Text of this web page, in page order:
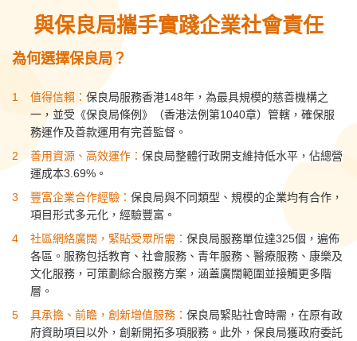
與保良局攜手實踐企業社會責任
為何選擇保良局 ？
值得信賴：保良局服務香港148年，為最具規模的慈善機構之
一，並受《保良局條例》（香港法例第1040章）管轄，確保服
務運作及善款運用有完善監督。
善用資源、高效運作：保良局整體行政開支維持低水平，佔總營
運成本3.69%。
豐富企業合作經驗：保良局與不同類型、規模的企業均有合作，
項目形式多元化，經驗豐富。
社區網絡廣闊，緊貼受眾所需：保良局服務單位達325個，遍佈
各區。服務包括教育、社會服務、青年服務、醫療服務、康樂及
文化服務，可策劃綜合服務方案，涵蓋廣闊範圍並接觸更多階
層。
具承擔、前瞻，創新增值服務：保良局緊貼社會時需，在原有政
府資助項目以外，創新開拓多項服務。此外，保良局獲政府委託